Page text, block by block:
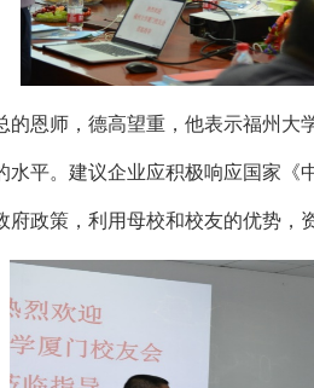
的恩师，德高望重，他表示福州
水平。建议企业应积极响应国家
府政策，利用母校和校友的优势，